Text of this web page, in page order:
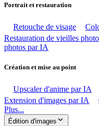
Portrait et restauration
Retouche de visage
Restauration de vieilles
photos par IA
Création et mise au point
Upscaler d'anime par IA
Extension d'images par IA
Plus...
Édition d'images